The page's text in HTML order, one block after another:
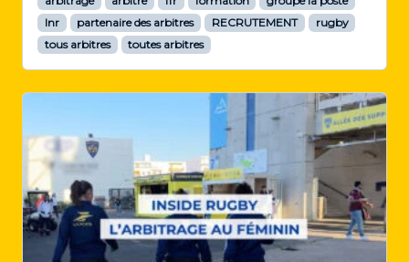
lnr
partenaire des arbitres RECRUTEMENT
rugby
tous arbitres
toutes arbitres